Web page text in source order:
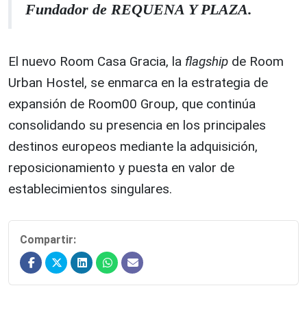
Fundador de REQUENA Y PLAZA.
El nuevo Room Casa Gracia, la flagship de Room
Urban Hostel, se enmarca en la estrategia de
expansión de Room00 Group, que continúa
consolidando su presencia en los principales
destinos europeos mediante la adquisición,
reposicionamiento y puesta en valor de
establecimientos singulares.
Compartir: